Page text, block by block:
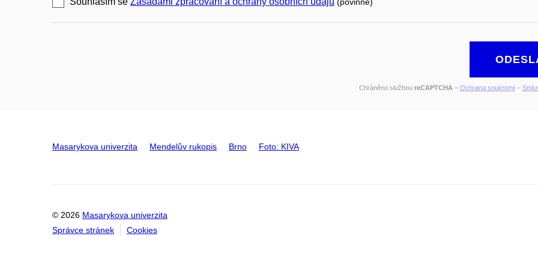
Chráněno službou reCAPTCHA – Ochrana soukromí–
Masarykova univerzita Mendelův rukopis Brno Foto: KIVA
© 2026 Masarykova univerzita
Správce stránek
Cookies